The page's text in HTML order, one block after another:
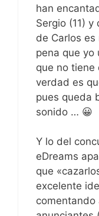
han
Sergio (11)
de Carlos es
pena que yo
que no tiene
verdad es
pues queda
sonido … 😀
Y lo del
eDreams
que
excelente
comentando